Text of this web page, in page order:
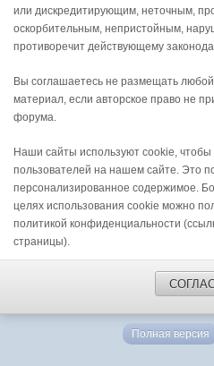
или дискредитирующим, неточным,
оскорбительным, непристойным,
противоречит действующему
Вы соглашаетесь не размещать
материал, если авторское право не
форума.
Наши сайты используют cookie, чтобы
пользователей на нашем сайте. Это
персонализированное содержимое.
целях использования cookie можно
политикой конфиденциальности
страницы).
Полная версия